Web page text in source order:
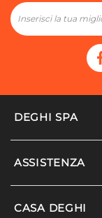
DEGHI SPA
Accedi/Registrati
ASSISTENZA
Supporto
CASA DEGHI